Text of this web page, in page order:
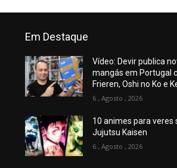
Em Destaque
Vídeo: Devir publica
mangás em Portugal
Frieren, Oshi no Ko e
6 , Agosto , 2026
10 animes para veres
Jujutsu Kaisen
6 , Agosto , 2026